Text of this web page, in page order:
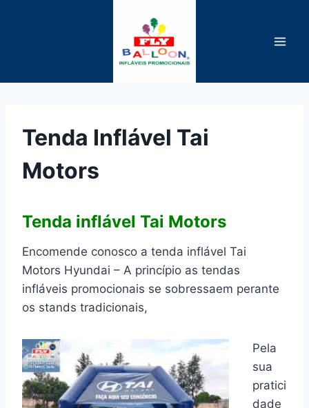
Tenda Inflável Tai
Motors
Tenda inflável Tai Motors
Encomende conosco a tenda inflável Tai
Motors Hyundai – A princípio as tendas
infláveis promocionais se sobressaem perante
os stands tradicionais,
Pela
sua
pratici
dade